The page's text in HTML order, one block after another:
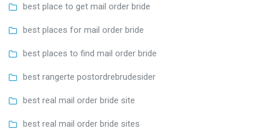
best place to get mail order bride
best places for mail order bride
best places to find mail order bride
best rangerte postordrebrudesider
best real mail order bride site
best real mail order bride sites